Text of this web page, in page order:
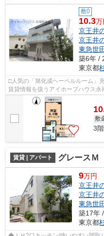
敷0
10.3万
京王井
京王井
東急世
築6年 /
東京都
□人気の「旭化成ヘーベルルーム」
賃貸情報を扱うアイホープハウス
きっと見つかります。お電話03-
敷
3
賃貸 | アパート グレースＭ
9万円
京王井
京王井
東急世
築17年
東京都